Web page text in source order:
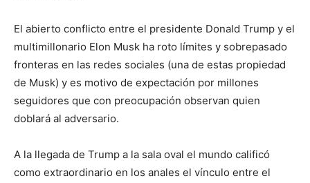
El abierto conflicto entre el presidente Donald Trump y el
multimillonario Elon Musk ha roto límites y sobrepasado
fronteras en las redes sociales (una de estas propiedad
de Musk) y es motivo de expectación por millones
seguidores que con preocupación observan quien
doblará al adversario.
A la llegada de Trump a la sala oval el mundo calificó
como extraordinario en los anales el vínculo entre el